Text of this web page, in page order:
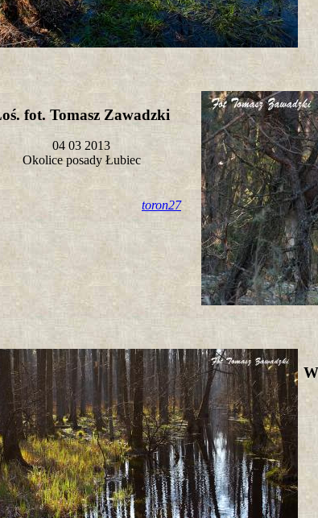
fot. Tomasz Zawadzki
04 03 2013
Okolice posady Łubiec
toron27